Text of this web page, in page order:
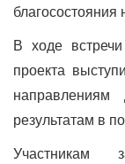
благосостояния
В ходе
проекта
направлениям
результатам в
Участникам